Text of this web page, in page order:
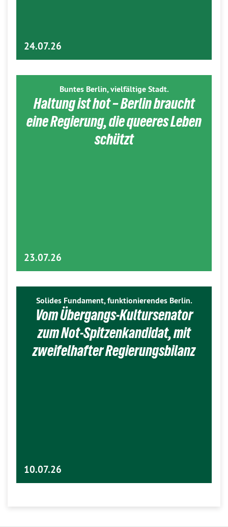
24.07.26
Buntes Berlin, vielfältige Stadt.
Haltung ist hot – Berlin braucht
eine Regierung, die queeres Leben
schützt
23.07.26
Solides Fundament, funktionierendes Berlin.
Vom Übergangs-Kultursenator
zum Not-Spitzenkandidat, mit
zweifelhafter Regierungsbilanz
10.07.26